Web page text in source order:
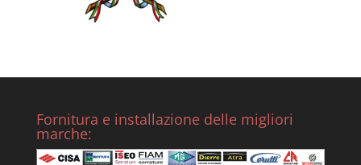
Fornitura e installazione delle migliori
marche: